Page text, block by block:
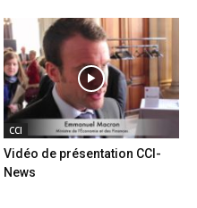
CCI
Vidéo de présentation CCI-
News